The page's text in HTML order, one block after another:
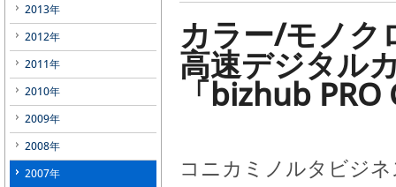
カラー/モノク
高速デジタル
「bizhub PRO
コニカミノルタビジ
2013年
2012年
2011年
2010年
2009年
2008年
2007年